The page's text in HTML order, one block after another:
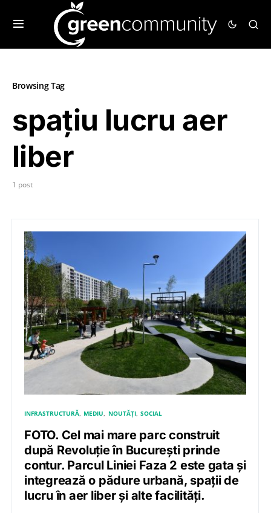
Browsing Tag
spațiu lucru aer
liber
1 post
INFRASTRUCTURĂ MEDIU NOUTĂȚI SOCIAL
FOTO. Cel mai mare parc construit
după Revoluție în București prinde
contur. Parcul Liniei Faza 2 este gata și
integrează o pădure urbană, spații de
lucru în aer liber și alte facilități.